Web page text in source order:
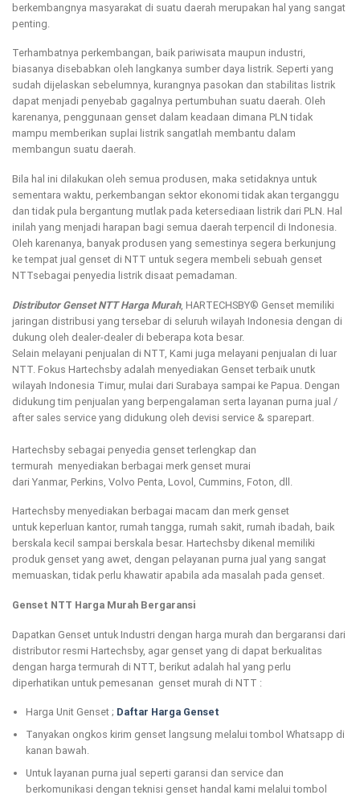
berkembangnya masyarakat di suatu daerah merupakan hal yang sangat
penting.
Terhambatnya perkembangan, baik pariwisata maupun industri,
biasanya disebabkan oleh langkanya sumber daya listrik. Seperti yang
sudah dijelaskan sebelumnya, kurangnya pasokan dan stabilitas listrik
dapat menjadi penyebab gagalnya pertumbuhan suatu daerah. Oleh
karenanya, penggunaan genset dalam keadaan dimana PLN tidak
mampu memberikan suplai listrik sangatlah membantu dalam
membangun suatu daerah.
Bila hal ini dilakukan oleh semua produsen, maka setidaknya untuk
sementara waktu, perkembangan sektor ekonomi tidak akan terganggu
dan tidak pula bergantung mutlak pada ketersediaan listrik dari PLN. Hal
inilah yang menjadi harapan bagi semua daerah terpencil di Indonesia.
Oleh karenanya, banyak produsen yang semestinya segera berkunjung
ke tempat jual genset di NTT untuk segera membeli sebuah genset
NTTsebagai penyedia listrik disaat pemadaman.
Distributor Genset NTT Harga Murah, HARTECHSBY® Genset memiliki
jaringan distribusi yang tersebar di seluruh wilayah Indonesia dengan di
dukung oleh dealer-dealer di beberapa kota besar.
Selain melayani penjualan di NTT, Kami juga melayani penjualan di luar
NTT. Fokus Hartechsby adalah menyediakan Genset terbaik unutk
wilayah Indonesia Timur, mulai dari Surabaya sampai ke Papua. Dengan
didukung tim penjualan yang berpengalaman serta layanan purna jual /
after sales service yang didukung oleh devisi service & sparepart.
Hartechsby sebagai penyedia genset terlengkap dan
termurah menyediakan berbagai merk genset murai
dari Yanmar, Perkins, Volvo Penta, Lovol, Cummins, Foton, dll.
Hartechsby menyediakan berbagai macam dan merk genset
untuk keperluan kantor, rumah tangga, rumah sakit, rumah ibadah, baik
berskala kecil sampai berskala besar. Hartechsby dikenal memiliki
produk genset yang awet, dengan pelayanan purna jual yang sangat
memuaskan, tidak perlu khawatir apabila ada masalah pada genset.
Genset NTT Harga Murah Bergaransi
Dapatkan Genset untuk Industri dengan harga murah dan bergaransi dari
distributor resmi Hartechsby, agar genset yang di dapat berkualitas
dengan harga termurah di NTT, berikut adalah hal yang perlu
diperhatikan untuk pemesanan genset murah di NTT :
Harga Unit Genset ; Daftar Harga Genset
Tanyakan ongkos kirim genset langsung melalui tombol Whatsapp di
kanan bawah.
Untuk layanan purna jual seperti garansi dan service dan
berkomunikasi dengan teknisi genset handal kami melalui tombol